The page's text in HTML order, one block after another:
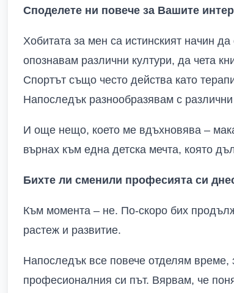
Споделете ни повече за Вашите
Хобитата за мен са истинският начин
опознавам различни култури, да чета
Спортът също често действа като
Напоследък разнообразявам с
И още нещо, което ме вдъхновява –
върнах към една детска мечта, която
Бихте ли сменили професията си
Към момента – не. По-скоро бих
растеж и развитие.
Напоследък все повече отделям
професионалния си път. Вярвам, че